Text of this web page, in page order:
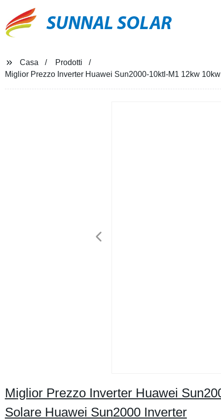
SUNNAL SOLAR
Casa
Prodotti
Miglior Prezzo Inverter Huawei Sun2000-10ktl-M1 12kw
Miglior Prezzo Inverter Huawei
Solare Huawei Sun2000 Inverter